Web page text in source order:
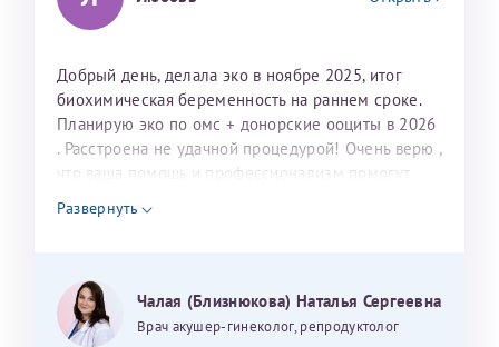
персонал очень вежливый и чуткий, прям приятно
находиться. Мы собираемся туда ещё за вторым
Рафаильевичу, нашему волшебнику, без каких либо
сомнений.
Темирбулатов Ринат Рафаилевич
Репродуктологи
Добрый день, делала эко в ноябре 2025, итог
биохимическая беременность на раннем сроке.
Планирую эко по омс + донорские ооциты в 2026
. Расстроена не удачной процедурой! Очень верю ,
что ваша помощь и профессионализм помогут
нам в нашей мечте о малыше! Обращаюсь к вам
потому, что вы помогли моей родной сестре стать
Могу ли я записаться к вам и обсудить
дальнейшие действия для программы эко
Развернуть
Чалая (Близнюкова) Наталья Сергеевна
Врач акушер-гинеколог, репродуктолог